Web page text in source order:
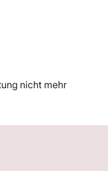
nicht mehr